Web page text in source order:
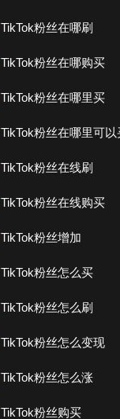
TikTok粉丝在哪刷
TikTok粉丝在哪购买
TikTok粉丝在哪里买
TikTok粉丝在哪里可以
TikTok粉丝在线刷
TikTok粉丝在线购买
TikTok粉丝增加
TikTok粉丝怎么买
TikTok粉丝怎么刷
TikTok粉丝怎么变现
TikTok粉丝怎么涨
TikTok粉丝购买